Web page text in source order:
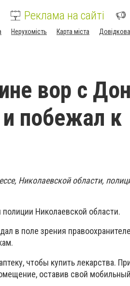
Реклама на сайті
Нерухомість Карта міста Довідкова
вор с
побежал к
Николаевской области,
Николаевской области.
в поле зрения
чтобы купить лекарства.
оставив свой